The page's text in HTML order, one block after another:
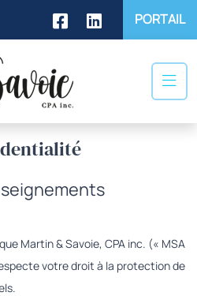
PORTAIL
Martin & Savoie, CPA inc. (« MSA
votre droit à la protection de